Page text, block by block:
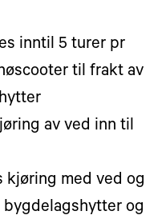
inntil 5 turer pr
til frakt av
av ved inn til
kjøring med ved og
og